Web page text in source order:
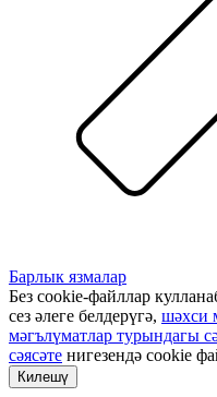
Барлык язмалар
Без cookie-файллар
сез әлеге белдерүгә, шәхси
мәгълүматлар турындагы
сәясәте нигезендә cookie
Килешү